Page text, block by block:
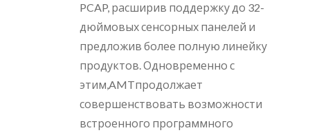
PCAP, расширив поддержку до 32-
дюймовых сенсорных панелей и
предложив более полную линейку
продуктов. Одновременно с
этим,AMTпродолжает
совершенствовать возможности
встроенного программного